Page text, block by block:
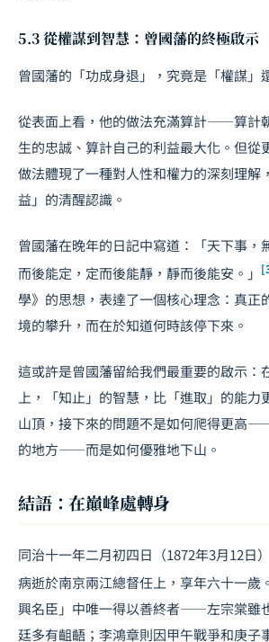
5.3 從權謀到智慧：曾國藩的終極啟示
曾國藩的「功成身退」，究竟是「權謀」
從表面上看，他的做法充滿算計——算計
生的忠誠、算計自己的利益最大化。但從
做法體現了一種對人性和權力的深刻理解
益」的清醒認識。
曾國藩在晚年的日記中寫道：「天下事，
而後能定，定而後能靜，靜而後能安。」
學》的思想，表達了一個核心理念：真正
境的攀升，而在於知道何時該停下來。
這或許是曾國藩留給我們最重要的啟示：
上，「知止」的智慧，比「進取」的能力
山頂，接下來的問題不是如何爬得更高
的地方——而是如何優雅地下山。
結語：在巔峰處轉身
同治十一年二月初四日（1872年3月12日
病逝於南京兩江總督任上，享年六十一歲。
興名臣」中唯一得以善終者——左宗棠雖
廷多有齟齬；李鴻章則因甲午戰爭和庚子